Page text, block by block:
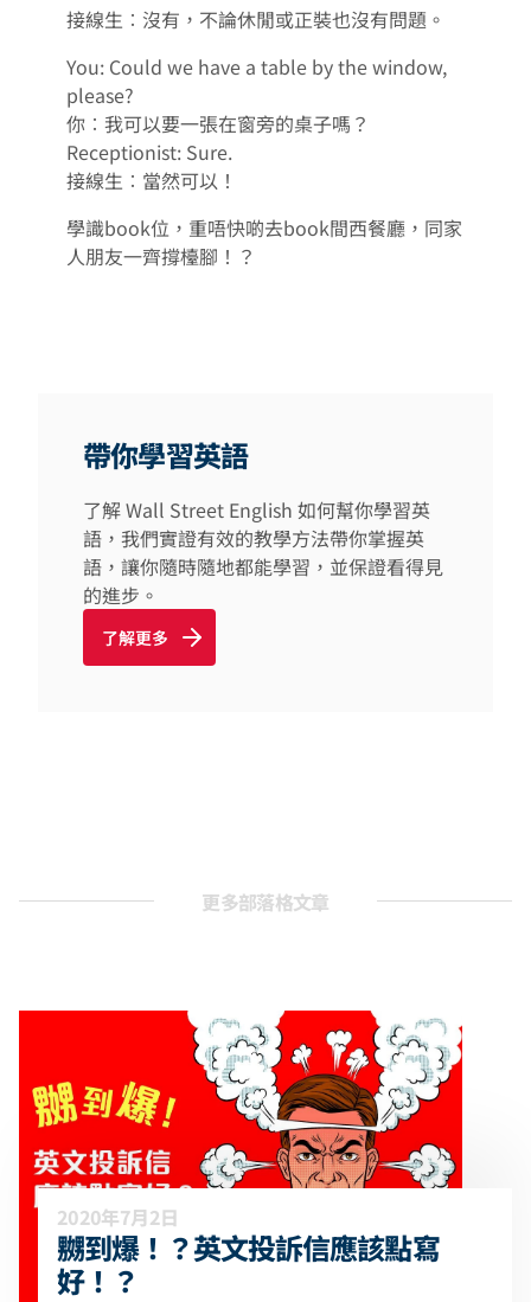
接線生︰沒有，不論休閒或正裝也沒有問題。
You: Could we have a table by the window,
please?
你︰我可以要一張在窗旁的桌子嗎？
Receptionist: Sure.
接線生︰當然可以！
學識book位，重唔快啲去book間西餐廳，同家
人朋友一齊撐檯腳！？
帶你學習英語
了解 Wall Street English 如何幫你學習英
語，我們實證有效的教學方法帶你掌握英
語，讓你隨時隨地都能學習，並保證看得見
的進步。
了解更多
更多部落格文章
2020年7月2日
嬲到爆！？英文投訴信應該點寫
好！？